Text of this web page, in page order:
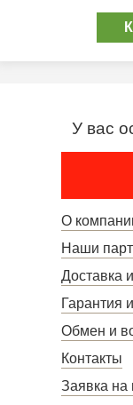
У вас
О
Наши
Доставка
Гарантия
Обмен и
Контакты
Заявка на